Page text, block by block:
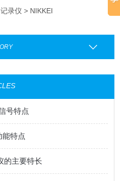
记录仪 > NIKKEI
号特点
能特点
的主要特长